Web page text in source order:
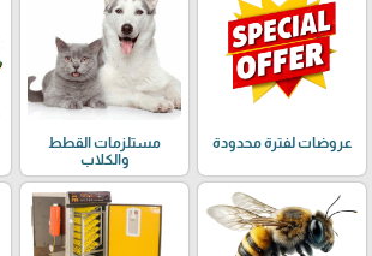
عروضات لفترة محدودة
مستلزمات القطط
والكلاب